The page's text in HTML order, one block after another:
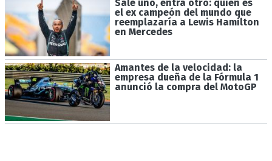
Sale uno, entra otro: quién es
el ex campeón del mundo que
reemplazaría a Lewis Hamilton
en Mercedes
Amantes de la velocidad: la
empresa dueña de la Fórmula 1
anunció la compra del MotoGP